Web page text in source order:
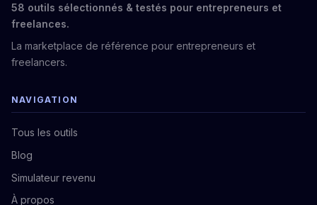
58 outils sélectionnés & testés pour entrepreneurs et
freelances.
La marketplace de référence pour entrepreneurs et
freelancers.
NAVIGATION
Tous les outils
Blog
Simulateur revenu
À propos